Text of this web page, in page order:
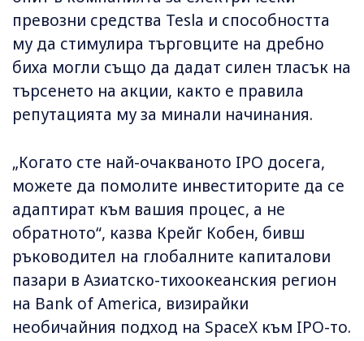
превозни средства Tesla и способността
му да стимулира търговците на дребно
биха могли също да дадат силен тласък на
търсенето на акции, както е правила
репутацията му за минали начинания.
„Когато сте най-очакваното IPO досега,
можете да помолите инвеститорите да се
адаптират към вашия процес, а не
обратното“, казва Крейг Кобен, бивш
ръководител на глобалните капиталови
пазари в Азиатско-тихоокеанския регион
на Bank of America, визирайки
необичайния подход на SpaceX към IPO-то.